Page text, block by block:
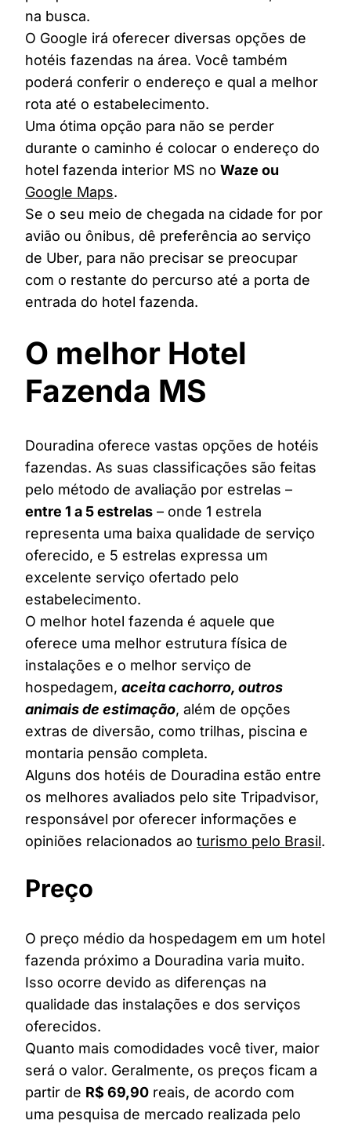
na busca.
O Google irá oferecer diversas opções de
hotéis fazendas na área. Você também
poderá conferir o endereço e qual a melhor
rota até o estabelecimento.
Uma ótima opção para não se perder
durante o caminho é colocar o endereço do
hotel fazenda interior MS no Waze ou
Google Maps.
Se o seu meio de chegada na cidade for por
avião ou ônibus, dê preferência ao serviço
de Uber, para não precisar se preocupar
com o restante do percurso até a porta de
entrada do hotel fazenda.
O melhor Hotel
Fazenda MS
Douradina oferece vastas opções de hotéis
fazendas. As suas classificações são feitas
pelo método de avaliação por estrelas –
entre 1 a 5 estrelas – onde 1 estrela
representa uma baixa qualidade de serviço
oferecido, e 5 estrelas expressa um
excelente serviço ofertado pelo
estabelecimento.
O melhor hotel fazenda é aquele que
oferece uma melhor estrutura física de
instalações e o melhor serviço de
hospedagem, aceita cachorro, outros
animais de estimação, além de opções
extras de diversão, como trilhas, piscina e
montaria pensão completa.
Alguns dos hotéis de Douradina estão entre
os melhores avaliados pelo site Tripadvisor,
responsável por oferecer informações e
opiniões relacionados ao turismo pelo Brasil.
Preço
O preço médio da hospedagem em um hotel
fazenda próximo a Douradina varia muito.
Isso ocorre devido as diferenças na
qualidade das instalações e dos serviços
oferecidos.
Quanto mais comodidades você tiver, maior
será o valor. Geralmente, os preços ficam a
partir de R$ 69,90 reais, de acordo com
uma pesquisa de mercado realizada pelo